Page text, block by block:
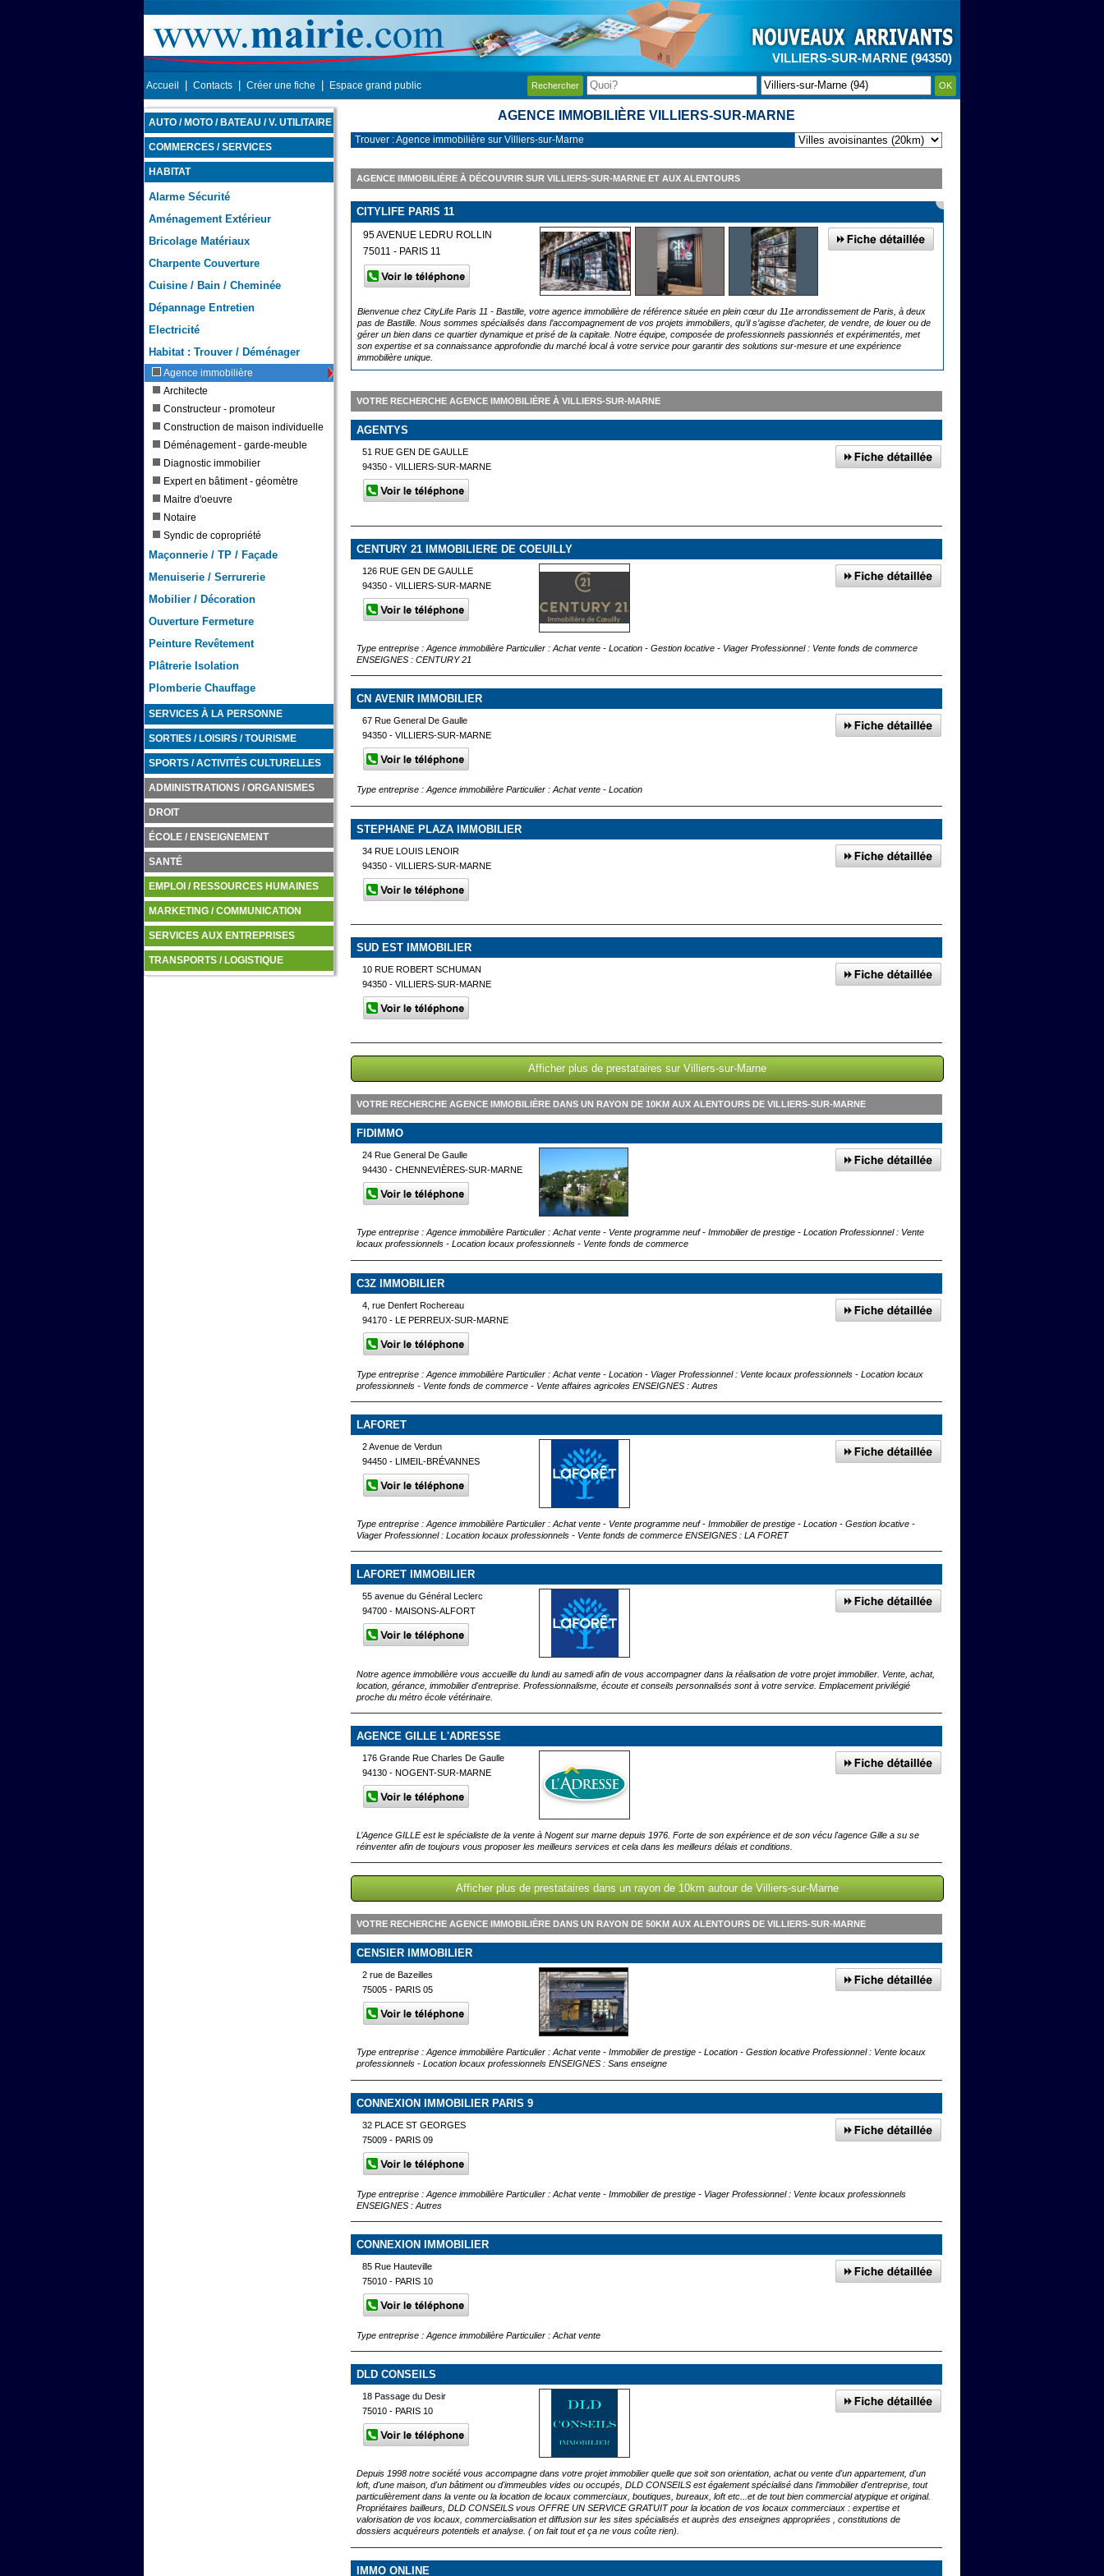
VILLIERS-SUR-MARNE (94350)
Accueil Contacts Créer une fiche Espace grand public Rechercher OK
AUTO / MOTO / BATEAU / V. UTILITAIRE
COMMERCES / SERVICES
HABITAT
Alarme Sécurité
Aménagement Extérieur
Bricolage Matériaux
Charpente Couverture
Cuisine / Bain / Cheminée
Dépannage Entretien
Electricité
Habitat : Trouver / Déménager
Agence immobilière
Architecte
Constructeur - promoteur
Construction de maison individuelle
Déménagement - garde-meuble
Diagnostic immobilier
Expert en bâtiment - géomètre
Maitre d'oeuvre
Notaire
Syndic de copropriété
Maçonnerie / TP / Façade
Menuiserie / Serrurerie
Mobilier / Décoration
Ouverture Fermeture
Peinture Revêtement
Plâtrerie Isolation
Plomberie Chauffage
SERVICES À LA PERSONNE
SORTIES / LOISIRS / TOURISME
SPORTS / ACTIVITÉS CULTURELLES
ADMINISTRATIONS / ORGANISMES
DROIT
ÉCOLE / ENSEIGNEMENT
SANTÉ
EMPLOI / RESSOURCES HUMAINES
MARKETING / COMMUNICATION
SERVICES AUX ENTREPRISES
TRANSPORTS / LOGISTIQUE
AGENCE IMMOBILIÈRE VILLIERS-SUR-MARNE
Trouver : Agence immobilière sur Villiers-sur-Marne
AGENCE IMMOBILIÈRE À DÉCOUVRIR SUR VILLIERS-SUR-MARNE ET AUX ALENTOURS
CITYLIFE PARIS 11
95 AVENUE LEDRU ROLLIN
75011 - PARIS 11
Bienvenue chez CityLife Paris 11 - Bastille, votre agence immobilière de référence située en plein cœur du 11e arrondissement de Paris, à deux
pas de Bastille. Nous sommes spécialisés dans l’accompagnement de vos projets immobiliers, qu’il s’agisse d’acheter, de vendre, de louer ou de
gérer un bien dans ce quartier dynamique et prisé de la capitale. Notre équipe, composée de professionnels passionnés et expérimentés, met
son expertise et sa connaissance approfondie du marché local à votre service pour garantir des solutions sur-mesure et une expérience
immobilière unique.
VOTRE RECHERCHE AGENCE IMMOBILIÈRE À VILLIERS-SUR-MARNE
AGENTYS
51 RUE GEN DE GAULLE
94350 - VILLIERS-SUR-MARNE
CENTURY 21 IMMOBILIERE DE COEUILLY
126 RUE GEN DE GAULLE
94350 - VILLIERS-SUR-MARNE
Type entreprise : Agence immobilière Particulier : Achat vente - Location - Gestion locative - Viager Professionnel : Vente fonds de commerce
ENSEIGNES : CENTURY 21
CN AVENIR IMMOBILIER
67 Rue General De Gaulle
94350 - VILLIERS-SUR-MARNE
Type entreprise : Agence immobilière Particulier : Achat vente - Location
STEPHANE PLAZA IMMOBILIER
34 RUE LOUIS LENOIR
94350 - VILLIERS-SUR-MARNE
SUD EST IMMOBILIER
10 RUE ROBERT SCHUMAN
94350 - VILLIERS-SUR-MARNE
Afficher plus de prestataires sur Villiers-sur-Marne
VOTRE RECHERCHE AGENCE IMMOBILIÈRE DANS UN RAYON DE 10KM AUX ALENTOURS DE VILLIERS-SUR-MARNE
FIDIMMO
24 Rue General De Gaulle
94430 - CHENNEVIÈRES-SUR-MARNE
Type entreprise : Agence immobilière Particulier : Achat vente - Vente programme neuf - Immobilier de prestige - Location Professionnel : Vente
locaux professionnels - Location locaux professionnels - Vente fonds de commerce
C3Z IMMOBILIER
4, rue Denfert Rochereau
94170 - LE PERREUX-SUR-MARNE
Type entreprise : Agence immobilière Particulier : Achat vente - Location - Viager Professionnel : Vente locaux professionnels - Location locaux
professionnels - Vente fonds de commerce - Vente affaires agricoles ENSEIGNES : Autres
LAFORET
2 Avenue de Verdun
94450 - LIMEIL-BRÉVANNES
Type entreprise : Agence immobilière Particulier : Achat vente - Vente programme neuf - Immobilier de prestige - Location - Gestion locative -
Viager Professionnel : Location locaux professionnels - Vente fonds de commerce ENSEIGNES : LA FORET
LAFORET IMMOBILIER
55 avenue du Général Leclerc
94700 - MAISONS-ALFORT
Notre agence immobilière vous accueille du lundi au samedi afin de vous accompagner dans la réalisation de votre projet immobilier. Vente, achat,
location, gérance, immobilier d'entreprise. Professionnalisme, écoute et conseils personnalisés sont à votre service. Emplacement privilégié
proche du métro école vétérinaire.
AGENCE GILLE L'ADRESSE
176 Grande Rue Charles De Gaulle
94130 - NOGENT-SUR-MARNE
L’Agence GILLE est le spécialiste de la vente à Nogent sur marne depuis 1976. Forte de son expérience et de son vécu l'agence Gille a su se
réinventer afin de toujours vous proposer les meilleurs services et cela dans les meilleurs délais et conditions.
Afficher plus de prestataires dans un rayon de 10km autour de Villiers-sur-Marne
VOTRE RECHERCHE AGENCE IMMOBILIÈRE DANS UN RAYON DE 50KM AUX ALENTOURS DE VILLIERS-SUR-MARNE
CENSIER IMMOBILIER
2 rue de Bazeilles
75005 - PARIS 05
Type entreprise : Agence immobilière Particulier : Achat vente - Immobilier de prestige - Location - Gestion locative Professionnel : Vente locaux
professionnels - Location locaux professionnels ENSEIGNES : Sans enseigne
CONNEXION IMMOBILIER PARIS 9
32 PLACE ST GEORGES
75009 - PARIS 09
Type entreprise : Agence immobilière Particulier : Achat vente - Immobilier de prestige - Viager Professionnel : Vente locaux professionnels
ENSEIGNES : Autres
CONNEXION IMMOBILIER
85 Rue Hauteville
75010 - PARIS 10
Type entreprise : Agence immobilière Particulier : Achat vente
DLD CONSEILS
18 Passage du Desir
75010 - PARIS 10
Depuis 1998 notre société vous accompagne dans votre projet immobilier quelle que soit son orientation, achat ou vente d'un appartement, d'un
loft, d'une maison, d'un bâtiment ou d'immeubles vides ou occupés, DLD CONSEILS est également spécialisé dans l'immobilier d'entreprise, tout
particulièrement dans la vente ou la location de locaux commerciaux, boutiques, bureaux, loft etc...et de tout bien commercial atypique et original.
Propriétaires bailleurs, DLD CONSEILS vous OFFRE UN SERVICE GRATUIT pour la location de vos locaux commerciaux : expertise et
valorisation de vos locaux, commercialisation et diffusion sur les sites spécialisés et auprès des enseignes appropriées , constitutions de
dossiers acquéreurs potentiels et analyse. ( on fait tout et ça ne vous coûte rien).
IMMO ONLINE